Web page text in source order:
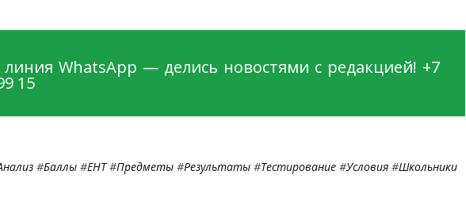
линия WhatsApp — делись новостями с редакцией! +7
15
#Баллы #ЕНТ#Предметы #Результаты #Тестирование #Условия #Школьники